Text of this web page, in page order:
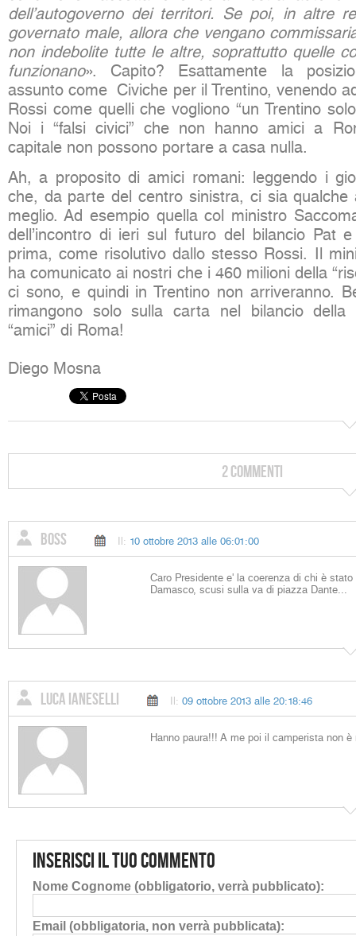
dell’autogoverno dei territori. Se poi, in altre
governato male, allora che vengano
non indebolite tutte le altre, soprattutto quelle
funzionano». Capito? Esattamente la
assunto come Civiche per il Trentino, venendo
Rossi come quelli che vogliono “un Trentino
Noi i “falsi civici” che non hanno amici a
capitale non possono portare a casa nulla.
Ah, a proposito di amici romani: leggendo i
che, da parte del centro sinistra, ci sia qualche
meglio. Ad esempio quella col ministro
dell’incontro di ieri sul futuro del bilancio Pat
prima, come risolutivo dallo stesso Rossi. Il
ha comunicato ai nostri che i 460 milioni della
ci sono, e quindi in Trentino non arriveranno.
rimangono solo sulla carta nel bilancio della
“amici” di Roma!
Diego Mosna
2 Commenti
Boss Il: 10 ottobre 2013 alle 06:01:00
Caro Presidente e' la coerenza di chi è
Damasco, scusi sulla va di piazza Dante...
Luca Ianeselli Il: 09 ottobre 2013 alle 20:18:46
Hanno paura!!! A me poi il camperista non è
Inserisci il tuo commento
Nome Cognome (obbligatorio, verrà pubblicato):
Email (obbligatoria, non verrà pubblicata):